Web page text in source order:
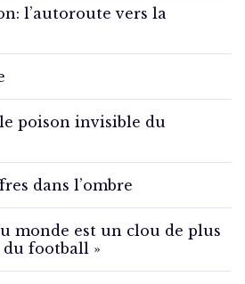
l’autoroute vers la
poison invisible du
dans l’ombre
monde est un clou de plus
football »